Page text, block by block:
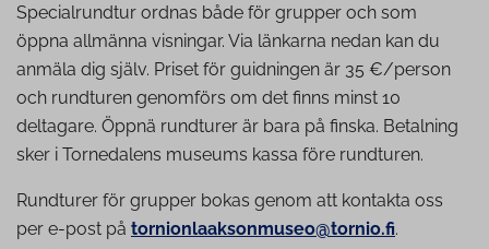
Specialrundtur ordnas både för grupper och som
öppna allmänna visningar. Via länkarna nedan kan du
anmäla dig själv. Priset för guidningen är 35 €/person
och rundturen genomförs om det finns minst 10
deltagare. Öppnä rundturer är bara på finska. Betalning
sker i Tornedalens museums kassa före rundturen.
Rundturer för grupper bokas genom att kontakta oss
per e-post på tornionlaaksonmuseo@tornio.fi.